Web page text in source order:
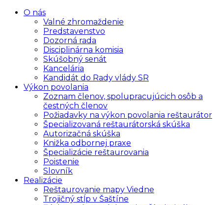
O nás
Valné zhromaždenie
Predstavenstvo
Dozorná rada
Disciplinárna komisia
Skúšobný senát
Kancelária
Kandidát do Rady vlády SR
Výkon povolania
Zoznam členov, spolupracujúcich osôb a
čestných členov
Požiadavky na výkon povolania reštaurátor
Špecializovaná reštaurátorská skúška
Autorizačná skúška
Knižka odbornej praxe
Špecializácie reštaurovania
Poistenie
Slovník
Realizácie
Reštaurovanie mapy Viedne
Trojičný stĺp v Šaštíne